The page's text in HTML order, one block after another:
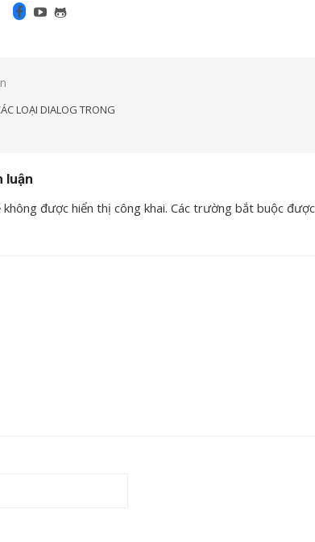
Facebook
YoutubeGitHub
LOẠI DIALOG TRONG
luận
không được hiển thị công khai. Các trường bắt buộc